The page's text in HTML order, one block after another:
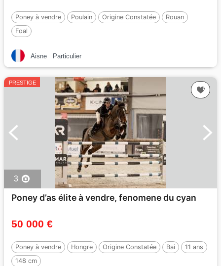
Poney à vendre Poulain Origine Constatée
Rouan
Foal
Aisne Particulier
PRESTIGE
3
Poney d’as élite à vendre, fenomene du cyan
50 000 €
Poney à vendre Hongre Origine Constatée Bai
11 ans
148 cm